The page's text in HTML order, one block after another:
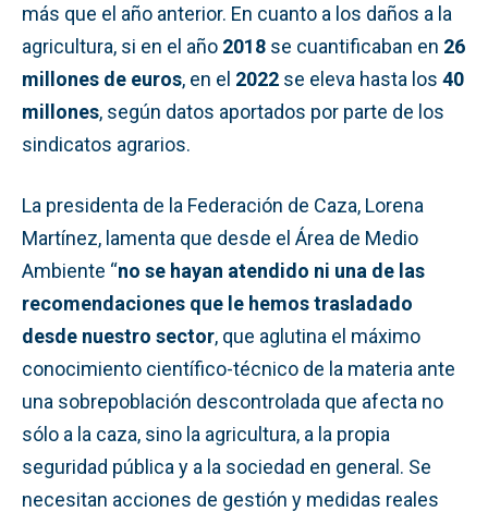
más que el año anterior. En cuanto a los daños a la
agricultura, si en el año 2018 se cuantificaban en 26
millones de euros, en el 2022 se eleva hasta los 40
millones, según datos aportados por parte de los
sindicatos agrarios.
La presidenta de la Federación de Caza, Lorena
Martínez, lamenta que desde el Área de Medio
Ambiente “no se hayan atendido ni una de las
recomendaciones que le hemos trasladado
desde nuestro sector, que aglutina el máximo
conocimiento científico-técnico de la materia ante
una sobrepoblación descontrolada que afecta no
sólo a la caza, sino la agricultura, a la propia
seguridad pública y a la sociedad en general. Se
necesitan acciones de gestión y medidas reales